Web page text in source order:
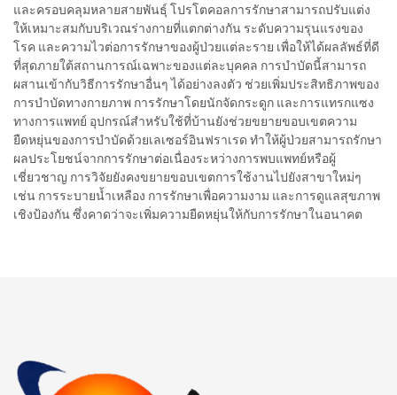
และครอบคลุมหลายสายพันธุ์ โปรโตคอลการรักษาสามารถปรับแต่ง
ให้เหมาะสมกับบริเวณร่างกายที่แตกต่างกัน ระดับความรุนแรงของ
โรค และความไวต่อการรักษาของผู้ป่วยแต่ละราย เพื่อให้ได้ผลลัพธ์ที่ดี
ที่สุดภายใต้สถานการณ์เฉพาะของแต่ละบุคคล การบำบัดนี้สามารถ
ผสานเข้ากับวิธีการรักษาอื่นๆ ได้อย่างลงตัว ช่วยเพิ่มประสิทธิภาพของ
การบำบัดทางกายภาพ การรักษาโดยนักจัดกระดูก และการแทรกแซง
ทางการแพทย์ อุปกรณ์สำหรับใช้ที่บ้านยังช่วยขยายขอบเขตความ
ยืดหยุ่นของการบำบัดด้วยเลเซอร์อินฟราเรด ทำให้ผู้ป่วยสามารถรักษา
ผลประโยชน์จากการรักษาต่อเนื่องระหว่างการพบแพทย์หรือผู้
เชี่ยวชาญ การวิจัยยังคงขยายขอบเขตการใช้งานไปยังสาขาใหม่ๆ
เช่น การระบายน้ำเหลือง การรักษาเพื่อความงาม และการดูแลสุขภาพ
เชิงป้องกัน ซึ่งคาดว่าจะเพิ่มความยืดหยุ่นให้กับการรักษาในอนาคต